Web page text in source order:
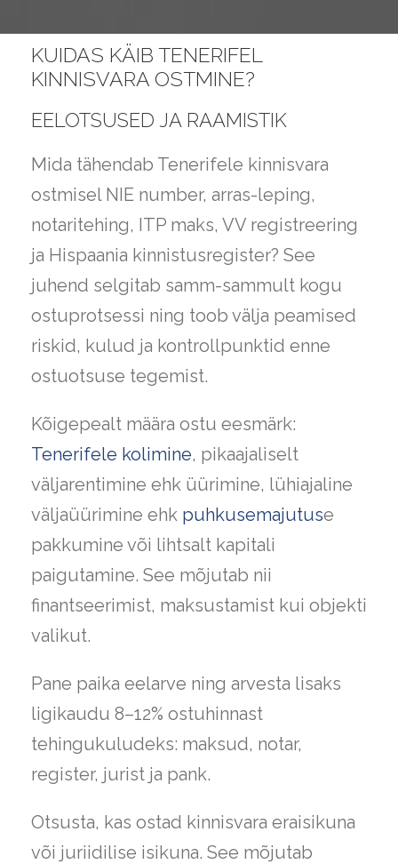
KUIDAS KÄIB TENERIFEL
KINNISVARA OSTMINE?
EELOTSUSED JA RAAMISTIK
Mida tähendab Tenerifele kinnisvara
ostmisel NIE number, arras-leping,
notaritehing, ITP maks, VV registreering
ja Hispaania kinnistusregister? See
juhend selgitab samm-sammult kogu
ostuprotsessi ning toob välja peamised
riskid, kulud ja kontrollpunktid enne
ostuotsuse tegemist.
Kõigepealt määra ostu eesmärk:
Tenerifele kolimine, pikaajaliselt
väljarentimine ehk üürimine, lühiajaline
väljaüürimine ehk puhkusemajutuse
pakkumine või lihtsalt kapitali
paigutamine. See mõjutab nii
finantseerimist, maksustamist kui objekti
valikut.
Pane paika eelarve ning arvesta lisaks
ligikaudu 8–12% ostuhinnast
tehingukuludeks: maksud, notar,
register, jurist ja pank.
Otsusta, kas ostad kinnisvara eraisikuna
või juriidilise isikuna. See mõjutab